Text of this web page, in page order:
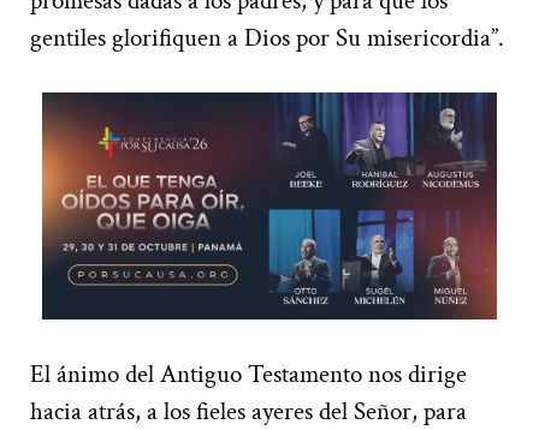
gentiles glorifiquen a Dios por Su misericordia”.
El ánimo del Antiguo Testamento nos dirige
hacia atrás, a los fieles ayeres del Señor, para